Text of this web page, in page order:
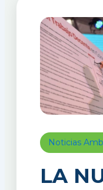
Noticias
LA